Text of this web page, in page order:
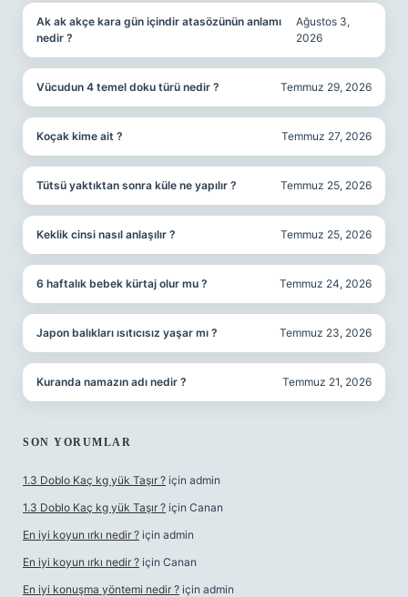
Ak ak akçe kara gün içindir atasözünün anlamı
nedir ?
Ağustos 3,
2026
Vücudun 4 temel doku türü nedir ? Temmuz 29, 2026
Koçak kime ait ? Temmuz 27, 2026
Tütsü yaktıktan sonra küle ne yapılır ? Temmuz 25, 2026
Keklik cinsi nasıl anlaşılır ? Temmuz 25, 2026
6 haftalık bebek kürtaj olur mu ? Temmuz 24, 2026
Japon balıkları ısıtıcısız yaşar mı ? Temmuz 23, 2026
Kuranda namazın adı nedir ? Temmuz 21, 2026
SON YORUMLAR
1.3 Doblo Kaç kg yük Taşır ? için admin
1.3 Doblo Kaç kg yük Taşır ? için Canan
En iyi koyun ırkı nedir ? için admin
En iyi koyun ırkı nedir ? için Canan
En iyi konuşma yöntemi nedir ? için admin